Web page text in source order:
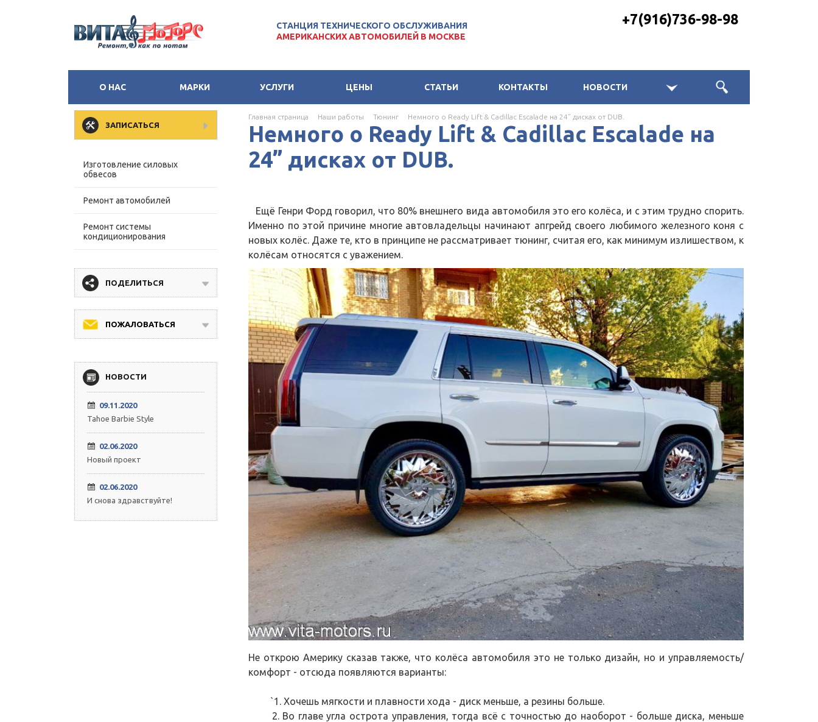
+7(916)736-98-98
СТАНЦИЯ ТЕХНИЧЕСКОГО ОБСЛУЖИВАНИЯ
АМЕРИКАНСКИХ АВТОМОБИЛЕЙ В МОСКВЕ
О НАС МАРКИ УСЛУГИ ЦЕНЫ СТАТЬИ КОНТАКТЫ НОВОСТИ
Главная страница Наши работы Тюнинг Немного о Ready Lift & Cadillac Escalade на 24” дисках от DUB.
Немного о Ready Lift & Cadillac Escalade на
24” дисках от DUB.
Ещё Генри Форд говорил, что 80% внешнего вида автомобиля это его колёса, и с этим трудно спорить.
Именно по этой причине многие автовладельцы начинают апгрейд своего любимого железного коня с
новых колёс. Даже те, кто в принципе не рассматривает тюнинг, считая его, как минимум излишеством, к
колёсам относятся с уважением.
Не открою Америку сказав также, что колёса автомобиля это не только дизайн, но и управляемость/
комфорт - отсюда появляются варианты:
`1. Хочешь мягкости и плавности хода - диск меньше, а резины больше.
2. Во главе угла острота управления, тогда всё с точностью до наоборот - больше диска, меньше
ЗАПИСАТЬСЯ
Изготовление силовых
обвесов
Ремонт автомобилей
Ремонт системы
кондиционирования
ПОДЕЛИТЬСЯ
ПОЖАЛОВАТЬСЯ
НОВОСТИ
09.11.2020
Tahoe Barbie Style
02.06.2020
Новый проект
02.06.2020
И снова здравствуйте!